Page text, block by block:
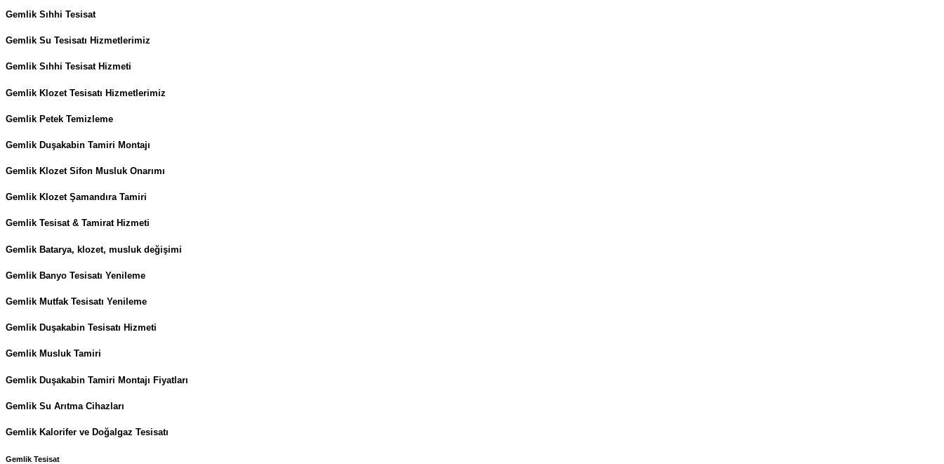
Gemlik Sıhhi Tesisat
Gemlik Su Tesisatı Hizmetlerimiz
Gemlik Sıhhi Tesisat Hizmeti
Gemlik Klozet Tesisatı Hizmetlerimiz
Gemlik Petek Temizleme
Gemlik Duşakabin Tamiri Montajı
Gemlik Klozet Sifon Musluk Onarımı
Gemlik Klozet Şamandıra Tamiri
Gemlik Tesisat & Tamirat Hizmeti
Gemlik Batarya, klozet, musluk değişimi
Gemlik Banyo Tesisatı Yenileme
Gemlik Mutfak Tesisatı Yenileme
Gemlik Duşakabin Tesisatı Hizmeti
Gemlik Musluk Tamiri
Gemlik Duşakabin Tamiri Montajı Fiyatları
Gemlik Su Arıtma Cihazları
Gemlik Kalorifer ve Doğalgaz Tesisatı
Gemlik Tesisat